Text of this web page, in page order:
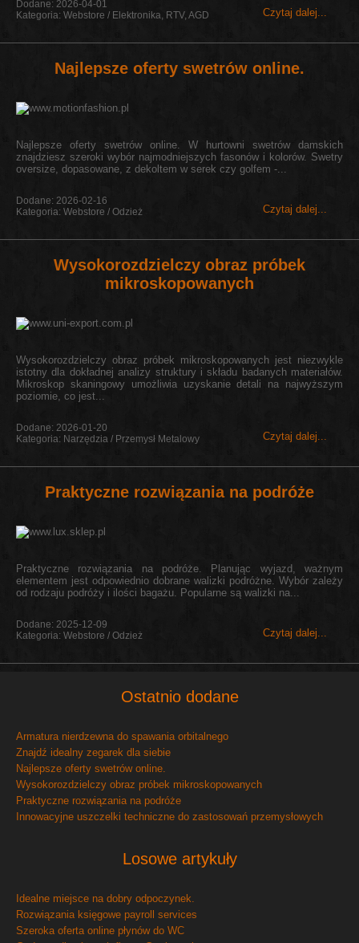
Czytaj dalej...
Dodane: 2026-04-01
Kategoria: Webstore / Elektronika, RTV, AGD
Najlepsze oferty swetrów online.
Najlepsze oferty swetrów online. W hurtowni swetrów damskich
znajdziesz szeroki wybór najmodniejszych fasonów i kolorów. Swetry
oversize, dopasowane, z dekoltem w serek czy golfem -...
Czytaj dalej...
Dodane: 2026-02-16
Kategoria: Webstore / Odzież
Wysokorozdzielczy obraz próbek
mikroskopowanych
Wysokorozdzielczy obraz próbek mikroskopowanych jest niezwykle
istotny dla dokładnej analizy struktury i składu badanych materiałów.
Mikroskop skaningowy umożliwia uzyskanie detali na najwyższym
poziomie, co jest...
Czytaj dalej...
Dodane: 2026-01-20
Kategoria: Narzędzia / Przemysł Metalowy
Praktyczne rozwiązania na podróże
Praktyczne rozwiązania na podróże. Planując wyjazd, ważnym
elementem jest odpowiednio dobrane walizki podróżne. Wybór zależy
od rodzaju podróży i ilości bagażu. Popularne są walizki na...
Czytaj dalej...
Dodane: 2025-12-09
Kategoria: Webstore / Odzież
Ostatnio dodane
Armatura nierdzewna do spawania orbitalnego
Znajdź idealny zegarek dla siebie
Najlepsze oferty swetrów online.
Wysokorozdzielczy obraz próbek mikroskopowanych
Praktyczne rozwiązania na podróże
Innowacyjne uszczelki techniczne do zastosowań przemysłowych
Losowe artykuły
Idealne miejsce na dobry odpoczynek.
Rozwiązania księgowe payroll services
Szeroka oferta online płynów do WC